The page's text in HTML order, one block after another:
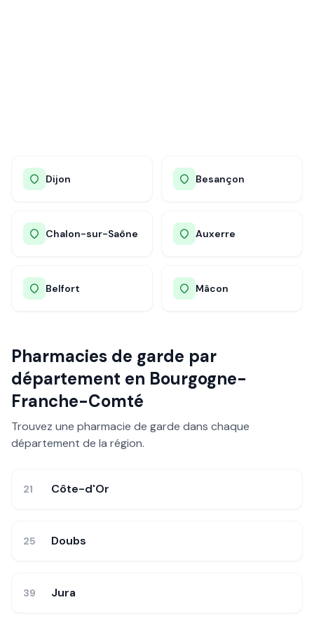
Dijon Besançon
Chalon-sur-Saône Auxerre
Belfort Mâcon
Pharmacies de garde par
département en Bourgogne-
Franche-Comté
Trouvez une pharmacie de garde dans chaque
département de la région.
21 Côte-d'Or
25 Doubs
39 Jura